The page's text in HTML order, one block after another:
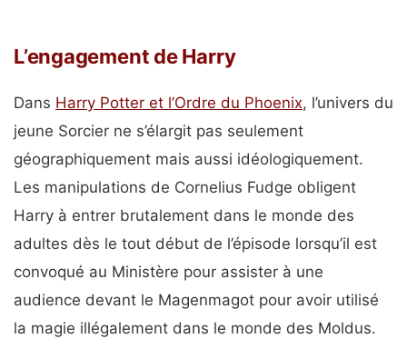
L’engagement de Harry
Dans Harry Potter et l’Ordre du Phoenix, l’univers du
jeune Sorcier ne s’élargit pas seulement
géographiquement mais aussi idéologiquement.
Les manipulations de Cornelius Fudge obligent
Harry à entrer brutalement dans le monde des
adultes dès le tout début de l’épisode lorsqu’il est
convoqué au Ministère pour assister à une
audience devant le Magenmagot pour avoir utilisé
la magie illégalement dans le monde des Moldus.